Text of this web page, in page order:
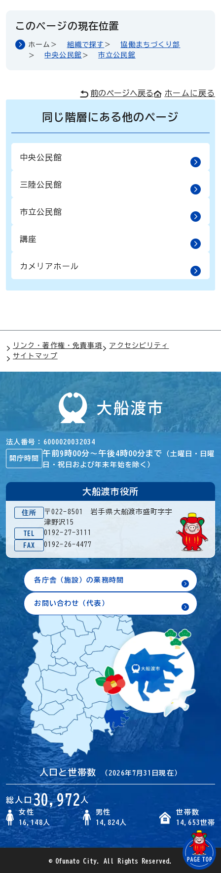
このページの現在位置
ホーム 組織で探す
協働まちづくり部
中央公民館
市立公民館
前のページへ戻る ホームに戻る
同じ階層にある他のページ
中央公民館
三陸公民館
市立公民館
講座
カメリアホール
リンク・著作権・免責事項
アクセシビリティ
サイトマップ
法人番号 6000020032034
開庁時間
午前9時00分～午後4時00分まで
（土曜日・日曜
日・祝日および年末年始を除く）
大船渡市役所
住所
〒022-8501 岩手県大船渡市盛町字宇
津野沢15
TEL
0192-27-3111
FAX
0192-26-4477
各庁舎（施設）の業務時間
お問い合わせ（代表）
人口と世帯数 （2026年7月31日現在）
総人口30,972人
女性
16,148人
男性
14,824人
世帯数
14,653世帯
© Ofunato City. All Rights Reserved.